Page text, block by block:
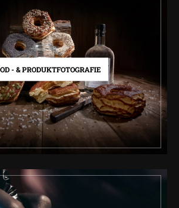
- & PRODUKTFOTOGRAFIE